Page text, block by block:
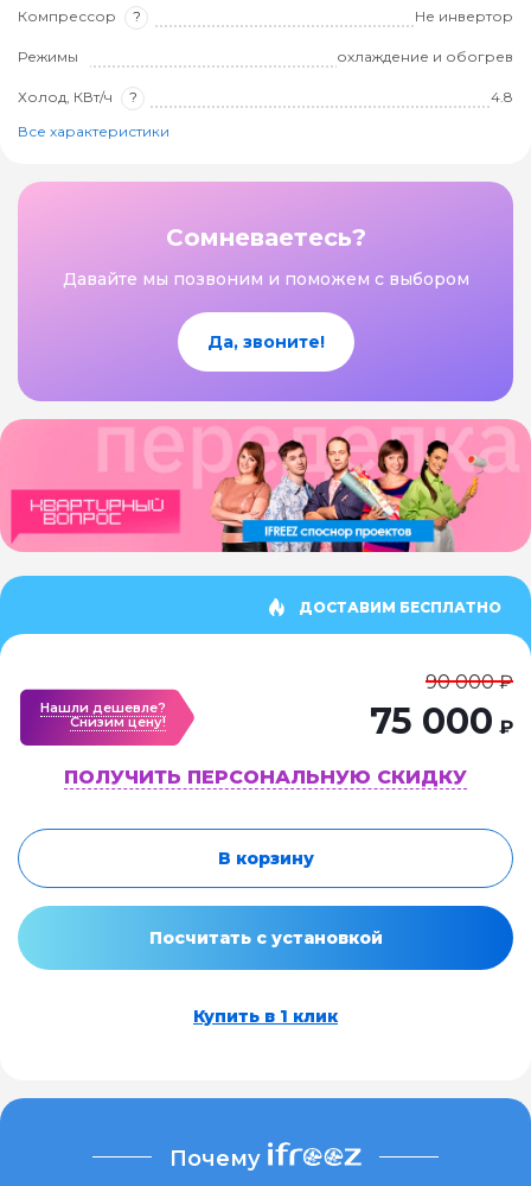
Компрессор ? Не инвертор
Режимы охлаждение и обогрев
Холод, КВт/ч ?
4.8
Все характеристики
Сомневаетесь?
Давайте мы позвоним и поможем с выбором
Да, звоните!
ДОСТАВИМ БЕСПЛАТНО
Нашли дешевле?
Cнизим цену!
90 000 ₽
75 000 ₽
ПОЛУЧИТЬ ПЕРСОНАЛЬНУЮ СКИДКУ
В корзину
Посчитать с установкой
Купить в 1 клик
Почему